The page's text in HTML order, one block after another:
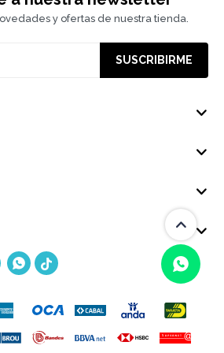
(0/4)
y ofertas de nuestra tienda.
SUSCRIBIRME
